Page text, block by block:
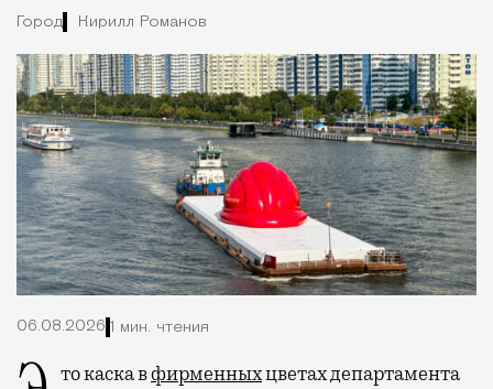
Город Кирилл Романов
06.08.2026 1 мин. чтения
Это каска вфирменныхцветах департамента